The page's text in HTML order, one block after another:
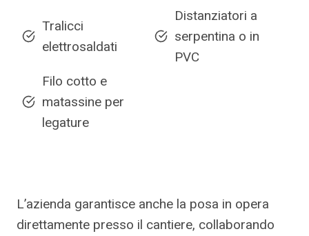
Tralicci
elettrosaldati
Distanziatori a
serpentina o in
PVC
Filo cotto e
matassine per
legature
L’azienda garantisce anche la posa in opera
direttamente presso il cantiere, collaborando